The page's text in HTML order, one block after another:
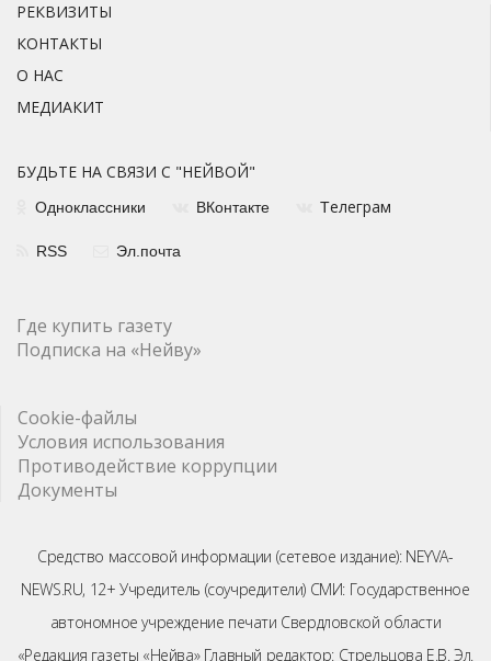
РЕКВИЗИТЫ
КОНТАКТЫ
О НАС
МЕДИАКИТ
БУДЬТЕ НА СВЯЗИ С "НЕЙВОЙ"
Одноклассники ВКонтакте Телеграм
RSS Эл.почта
Где купить газету
Подписка на «Нейву»
Cookie-файлы
Условия использования
Противодействие коррупции
Документы
Средство массовой информации (сетевое издание): NEYVA-
NEWS.RU, 12+ Учредитель (соучредители) СМИ: Государственное
автономное учреждение печати Свердловской области
«Редакция газеты «Нейва» Главный редактор: Стрельцова Е.В. Эл.